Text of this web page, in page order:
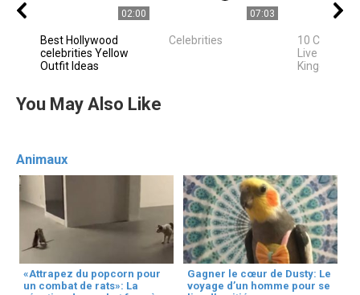
02:00
Best Hollywood
celebrities Yellow
Outfit Ideas
07:03
Celebrities
10
Live In
Kingdom
You May Also Like
Animaux
«Attrapez du popcorn pour
un combat de rats»: La
Gagner le cœur de Dusty: Le
voyage d’un homme pour se